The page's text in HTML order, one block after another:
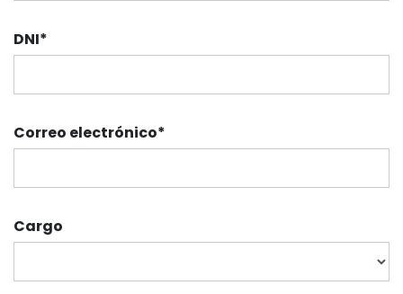
DNI*
Correo electrónico*
Cargo